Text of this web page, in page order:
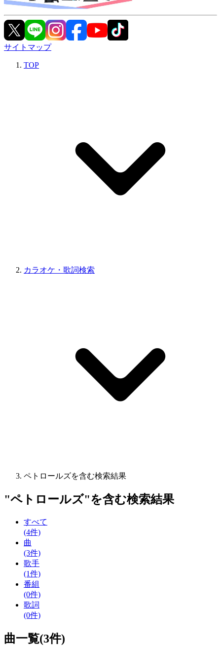
サイトマップ
TOP
カラオケ・歌詞検索
ペトロールズを含む検索結果
"ペトロールズ"を含む検索結果
すべて
(4件)
曲
(3件)
歌手
(1件)
番組
(0件)
歌詞
(0件)
曲一覧(3件)